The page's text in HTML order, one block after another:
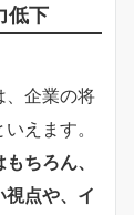
低下
、企業の将
えます。
ちろん、
点や、イ